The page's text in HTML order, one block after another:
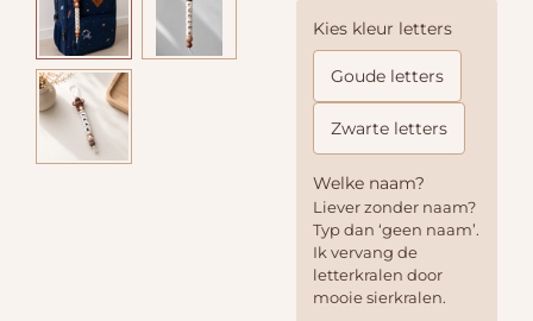
Kies kleur letters
Goude letters
Zwarte letters
Welke naam?
Liever zonder naam?
Typ dan ‘geen naam’.
Ik vervang de
letterkralen door
mooie sierkralen.